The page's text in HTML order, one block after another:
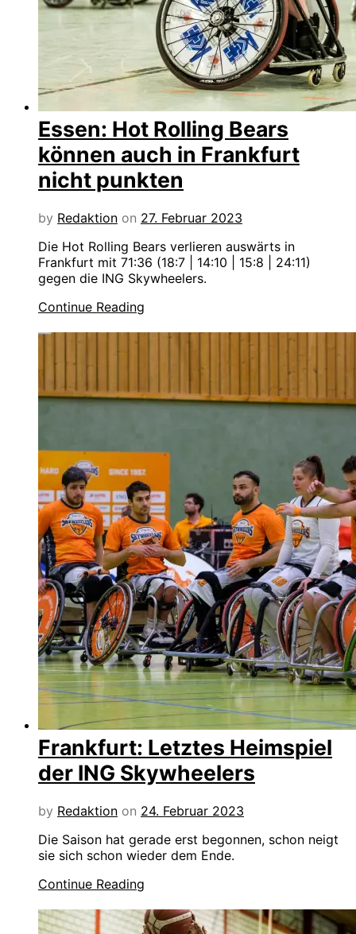
Essen: Hot Rolling Bears
können auch in Frankfurt
nicht punkten
by Redaktion on 27. Februar 2023
Die Hot Rolling Bears verlieren auswärts in
Frankfurt mit 71:36 (18:7 | 14:10 | 15:8 | 24:11)
gegen die ING Skywheelers.
Continue Reading
Frankfurt: Letztes Heimspiel
der ING Skywheelers
by Redaktion on 24. Februar 2023
Die Saison hat gerade erst begonnen, schon neigt
sie sich schon wieder dem Ende.
Continue Reading